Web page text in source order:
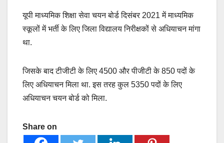
यूपी माध्यमिक शिक्षा सेवा चयन बोर्ड दिसंबर 2021 में माध्यमिक
स्कूलों में भर्ती के लिए जिला विद्यालय निरीक्षकों से अधियाचन मांगा
था.
जिसके बाद टीजीटी के लिए 4500 और पीजीटी के 850 पदों के
लिए अधियाचन मिला था. इस तरह कुल 5350 पदों के लिए
अधियाचन चयन बोर्ड को मिला.
Share on